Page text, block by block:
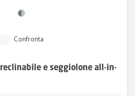
Confronta
e seggiolone all-in-